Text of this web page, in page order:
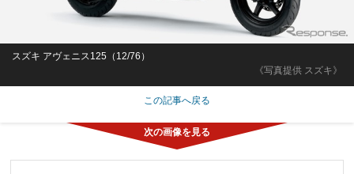
《写真提供 スズキ》
スズキ アヴェニス125（12/76）
この記事へ戻る